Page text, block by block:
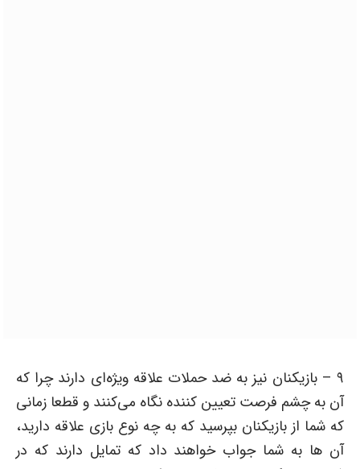
۹ – بازیکنان نیز به ضد حملات علاقه ویژه‌ای دارند چرا که
آن به چشم فرصت تعیین کننده نگاه می‌کنند و قطعا زمانی
که شما از بازیکنان بپرسید که به چه نوع بازی علاقه دارید،
آن ها به شما جواب خواهند داد که تمایل دارند که در